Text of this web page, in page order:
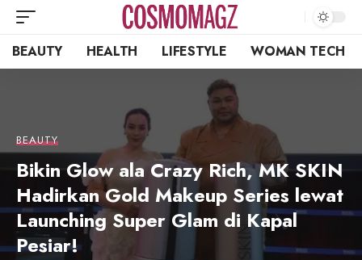
BEAUTY HEALTH LIFESTYLE WOMAN TECH
BEAUTY
Bikin Glow ala Crazy Rich, MK SKIN
Hadirkan Gold Makeup Series lewat
Launching Super Glam di Kapal
Pesiar!